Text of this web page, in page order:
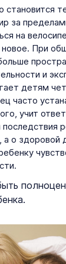
становится
за
на
новое. При
и
детям
часто
учит
последствия
а о здоровой